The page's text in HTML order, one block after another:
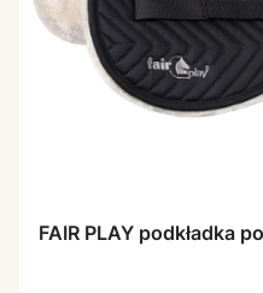
FAIR PLAY podkładka